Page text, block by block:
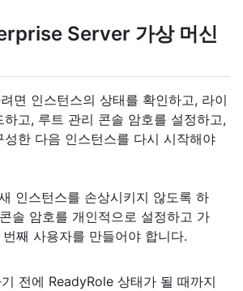
Server 가상 머신
면 인스턴스의 상태를 확인하고, 라이
고, 루트 관리 콘솔 암호를 설정하고,
성한 다음 인스턴스를 다시 시작해야
인스턴스를 손상시키지 않도록 하
솔 암호를 개인적으로 설정하고 가
째 사용자를 만들어야 합니다.
전에 ReadyRole 상태가 될 때까지